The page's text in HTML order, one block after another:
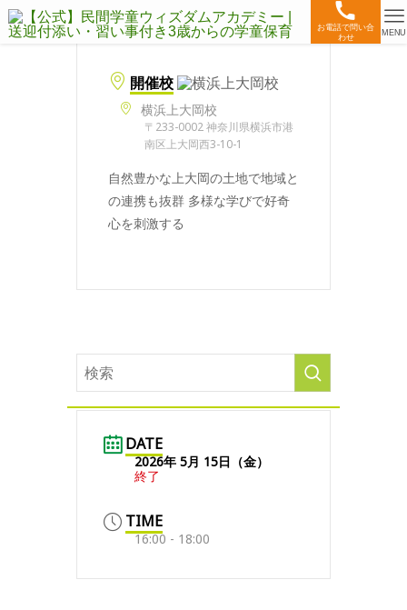
お電話で問い合
わせ
MENU
開催校
横浜上大岡校
〒233-0002 神奈川県横浜市港
南区上大岡西3-10-1
自然豊かな上大岡の土地で地域と
の連携も抜群 多様な学びで好奇
心を刺激する
DATE
2026年 5月 15日（金）
終了
TIME
16:00 - 18:00